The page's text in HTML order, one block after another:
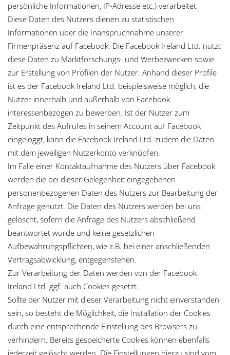
persönliche Informationen, IP-Adresse etc.) verarbeitet.
Diese Daten des Nutzers dienen zu statistischen
Informationen über die Inanspruchnahme unserer
Firmenpräsenz auf Facebook. Die Facebook Ireland Ltd. nutzt
diese Daten zu Marktforschungs- und Werbezwecken sowie
zur Erstellung von Profilen der Nutzer. Anhand dieser Profile
ist es der Facebook Ireland Ltd. beispielsweise möglich, die
Nutzer innerhalb und außerhalb von Facebook
interessenbezogen zu bewerben. Ist der Nutzer zum
Zeitpunkt des Aufrufes in seinem Account auf Facebook
eingeloggt, kann die Facebook Ireland Ltd. zudem die Daten
mit dem jeweiligen Nutzerkonto verknüpfen.
Im Falle einer Kontaktaufnahme des Nutzers über Facebook
werden die bei dieser Gelegenheit eingegebenen
personenbezogenen Daten des Nutzers zur Bearbeitung der
Anfrage genutzt. Die Daten des Nutzers werden bei uns
gelöscht, sofern die Anfrage des Nutzers abschließend
beantwortet wurde und keine gesetzlichen
Aufbewahrungspflichten, wie z.B. bei einer anschließenden
Vertragsabwicklung, entgegenstehen.
Zur Verarbeitung der Daten werden von der Facebook
Ireland Ltd. ggf. auch Cookies gesetzt.
Sollte der Nutzer mit dieser Verarbeitung nicht einverstanden
sein, so besteht die Möglichkeit, die Installation der Cookies
durch eine entsprechende Einstellung des Browsers zu
verhindern. Bereits gespeicherte Cookies können ebenfalls
jederzeit gelöscht werden. Die Einstellungen hierzu sind vom